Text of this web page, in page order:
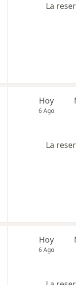
La
Hoy
6 Ago
La
Hoy
6 Ago